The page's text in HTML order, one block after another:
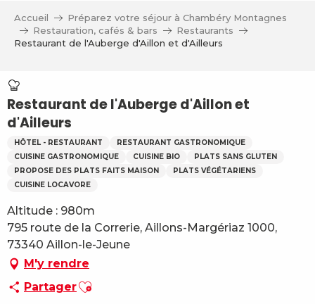
contenu
Accueil
Préparez votre séjour à Chambéry Montagnes
Restauration, cafés & bars
Restaurants
Restaurant de l'Auberge d'Aillon et d'Ailleurs
Restaurant de l'Auberge d'Aillon et
d'Ailleurs
HÔTEL - RESTAURANT
RESTAURANT GASTRONOMIQUE
CUISINE GASTRONOMIQUE
CUISINE BIO
PLATS SANS GLUTEN
PROPOSE DES PLATS FAITS MAISON
PLATS VÉGÉTARIENS
CUISINE LOCAVORE
Altitude : 980m
795 route de la Correrie, Aillons-Margériaz 1000,
73340 Aillon-le-Jeune
M'y rendre
PartagerAjouter aux favoris